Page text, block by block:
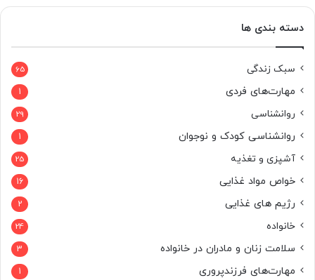
دسته بندی ها
سبک زندگی 65
مهارت‌های فردی 1
روانشناسی 29
روانشناسی کودک و نوجوان 1
آشپزی و تغذیه 25
خواص مواد غذایی 16
رژیم های غذایی 2
خانواده 24
سلامت زنان و مادران در خانواده 3
مهارت‌های فرزندپروری 1